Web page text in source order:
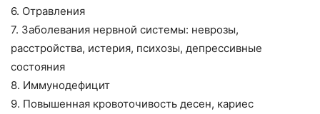
6. Отравления
7. Заболевания нервной системы: неврозы,
расстройства, истерия, психозы, депрессивные
состояния
8. Иммунодефицит
9. Повышенная кровоточивость десен, кариес